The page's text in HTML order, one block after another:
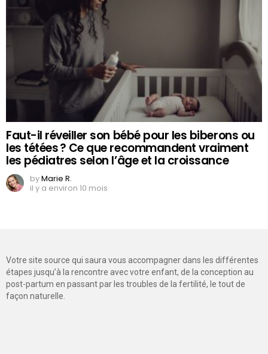
Faut-il réveiller son bébé pour les biberons ou
les tétées ? Ce que recommandent vraiment
les pédiatres selon l’âge et la croissance
byMarie R.
il y a environ 10 mois
Votre site source qui saura vous accompagner dans les différentes
étapes jusqu’à la rencontre avec votre enfant, de la conception au
post-partum en passant par les troubles de la fertilité, le tout de
façon naturelle.